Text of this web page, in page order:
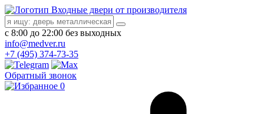
Входные двери от производителя
с 8:00 до 22:00 без выходных
info@medver.ru
+7 (495) 374-73-35
Обратный звонок
0